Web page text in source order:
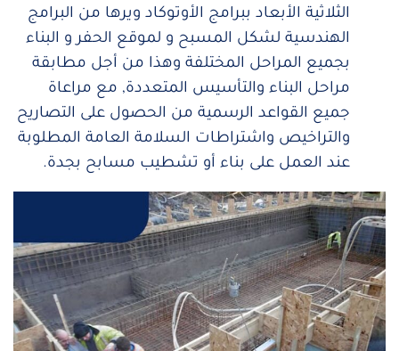
الثلاثية الأبعاد ببرامج الأوتوكاد ويرها من البرامج
الهندسية لشكل المسبح و لموقع الحفر و البناء
بجميع المراحل المختلفة وهذا من أجل مطابقة
مراحل البناء والتأسيس المتعددة, مع مراعاة
جميع القواعد الرسمية من الحصول على التصاريح
والتراخيص واشتراطات السلامة العامة المطلوبة
عند العمل على بناء أو تشطيب مسابح بجدة.